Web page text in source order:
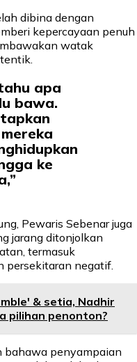
dibina dengan
kepercayaan penuh
watak
apa
bawa.
ke
Pewaris Sebenar juga
jarang ditonjolkan
termasuk
persekitaran negatif.
& setia, Nadhir
pilihan penonton?
bahawa penyampaian